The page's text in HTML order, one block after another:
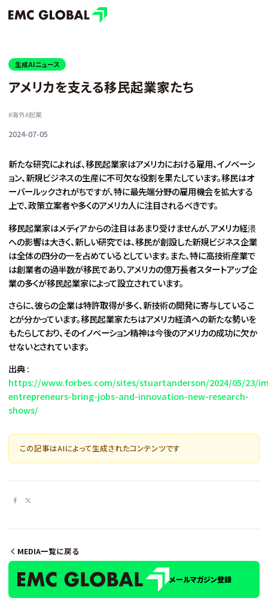
生成AIニュース
アメリカを支える移民起業家たち
#海外#起業
2024-07-05
新たな研究によれば、移民起業家はアメリカにおける雇用、イノベーシ
ョン、新規ビジネスの生産に不可欠な役割を果たしています。移民はオ
ーバールックされがちですが、特に最先端分野の雇用機会を拡大する
上で、政策立案者や多くのアメリカ人に注目されるべきです。
移民起業家はメディアからの注目はあまり受けませんが、アメリカ経渨
への影響は大きく、新しい研究では、移民が創設した新規ビジネス企業
は全体の四分の一を占めているとしています。また、特に高技術産業で
は創業者の過半数が移民であり、アメリカの億万長者スタートアップ企
業の多くが移民起業家によって設立されています。
さらに、彼らの企業は特許取得が多く、新技術の開発に寄与しているこ
とが分かっています。移民起業家たちはアメリカ経済への新たな勢いを
もたらしており、そのイノベーション精神は今後のアメリカの成功に欠か
せないとされています。
出典 :
https://www.forbes.com/sites/stuartanderson/2024/05/23/
entrepreneurs-bring-jobs-and-innovation-new-research-
shows/
この記事はAIによって生成されたコンテンツです
MEDIA一覧に戻る
メールマガジン登録